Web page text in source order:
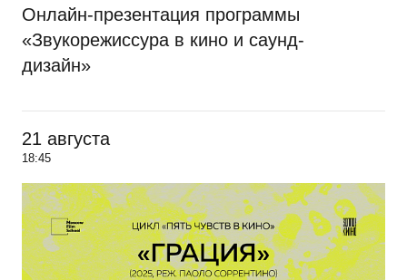
Онлайн-презентация программы
«Звукорежиссура в кино и саунд-
дизайн»
21 августа
18:45